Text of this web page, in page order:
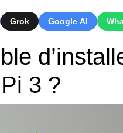
Grok Google AI
3 ?